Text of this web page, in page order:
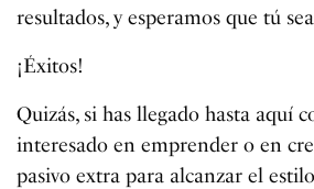
resultados, y esperamos que tú
¡Éxitos!
Quizás, si has llegado hasta aquí
interesado en emprender o en
pasivo extra para alcanzar el